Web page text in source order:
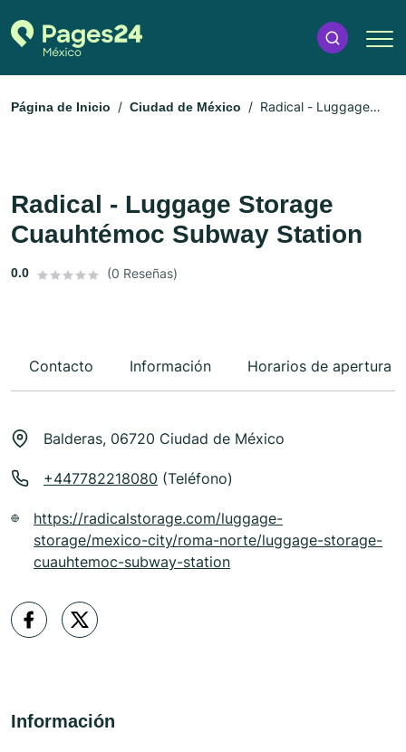
Página de Inicio Ciudad de México
Radical - Luggage
Radical - Luggage Storage
Cuauhtémoc Subway Station
0.0 (0 Reseñas)
Contacto Información Horarios de apertura
Balderas, 06720 Ciudad de México
+447782218080 (Teléfono)
https://radicalstorage.com/luggage-
storage/mexico-city/roma-norte/luggage-storage-
cuauhtemoc-subway-station
Información